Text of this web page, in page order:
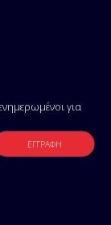
για